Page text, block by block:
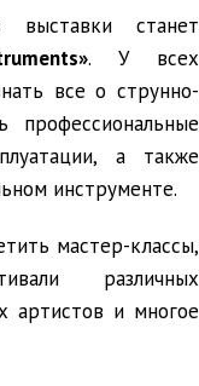
выставки станет
. У всех
все о струнно-
профессиональные
а также
инструменте.
мастер-классы,
различных
артистов и многое